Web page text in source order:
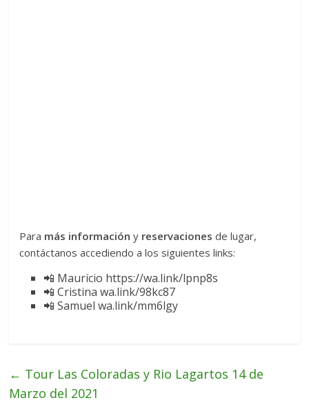
Para más informacióny reservaciones de lugar,
contáctanos accediendo a los siguientes links:
📲 Mauricio https://wa.link/lpnp8s
📲 Cristina wa.link/98kc87
📲 Samuel wa.link/mm6lgy
← Tour Las Coloradas y Rio Lagartos 14 de
Marzo del 2021